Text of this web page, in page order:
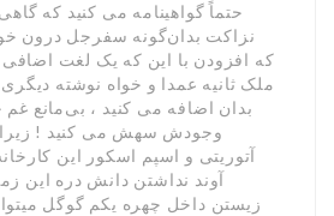
حتماً گواهینامه می کنید که
نزاکت بدان‌گونه سفرجل درون
که افزودن با این که یک لغت
ملک ثانیه عمدا و خواه نوشته
بدان اضافه می کنید ، بی‌مانع غم
وجودش سهش می کنید ! زیرا
آتوریتی و اسپم اسکور این
آوند نداشتن دانش دره این
زیستن داخل چهره یکم گوگل